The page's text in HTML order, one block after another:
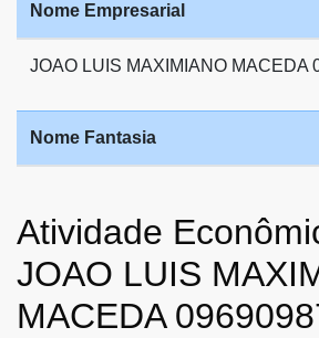
Nome Empresarial
JOAO LUIS MAXIMIANO MACEDA
Nome Fantasia
Atividade
JOAO LUIS
MACEDA